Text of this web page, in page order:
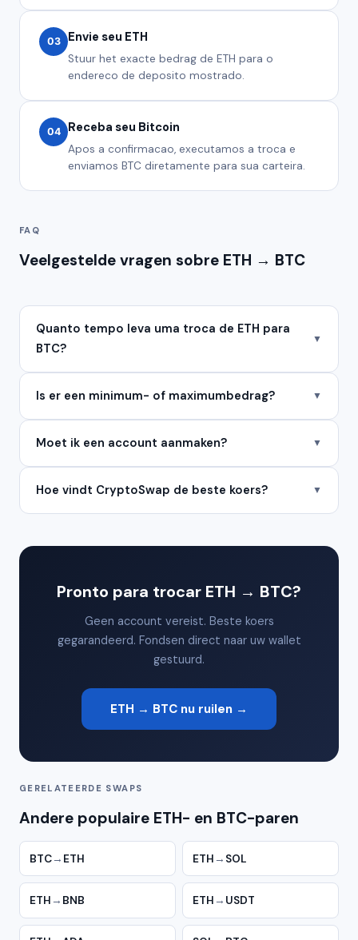
03 Envie seu ETH
Stuur het exacte bedrag de ETH para o
endereco de deposito mostrado.
04 Receba seu Bitcoin
Apos a confirmacao, executamos a troca e
enviamos BTC diretamente para sua carteira.
FAQ
Veelgestelde vragen sobre ETH → BTC
Quanto tempo leva uma troca de ETH para
BTC?
▼
Is er een minimum- of maximumbedrag? ▼
Moet ik een account aanmaken? ▼
Hoe vindt CryptoSwap de beste koers? ▼
Pronto para trocar ETH → BTC?
Geen account vereist. Beste koers
gegarandeerd. Fondsen direct naar uw wallet
gestuurd.
ETH → BTC nu ruilen →
GERELATEERDE SWAPS
Andere populaire ETH- en BTC-paren
BTC→ ETH ETH → SOL
ETH → BNB ETH → USDT